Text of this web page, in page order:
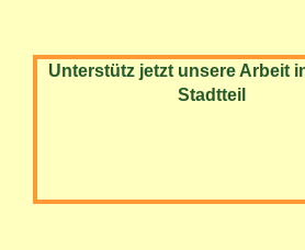
Unterstütz jetzt unsere Arbeit
Stadtteil